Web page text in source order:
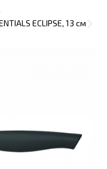
ECLIPSE, 13 см